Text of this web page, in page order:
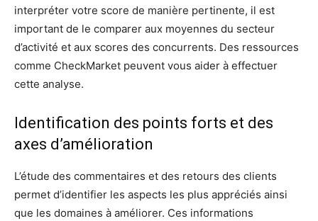
interpréter votre score de manière pertinente, il est
important de le comparer aux moyennes du secteur
d’activité et aux scores des concurrents. Des ressources
comme CheckMarket peuvent vous aider à effectuer
cette analyse.
Identification des points forts et des
axes d’amélioration
L’étude des commentaires et des retours des clients
permet d’identifier les aspects les plus appréciés ainsi
que les domaines à améliorer. Ces informations